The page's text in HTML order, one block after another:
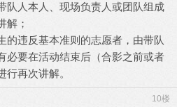
人本人、现场负责人或团队组成
解；
违反基本准则的志愿者，由带队
必要在活动结束后（合影之前或者
行再次讲解。
10楼